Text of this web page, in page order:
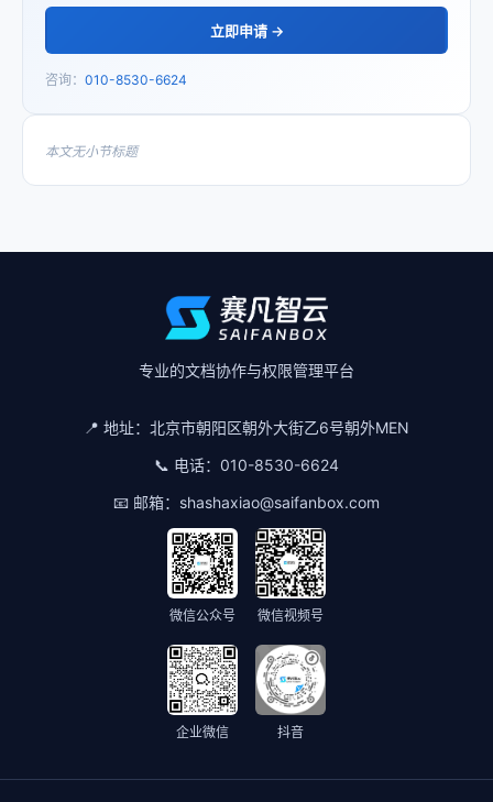
立即申请 →
咨询： 010-8530-6624
本文无小节标题
专业的文档协作与权限管理平台
📍 地址： 北京市朝阳区朝外大街乙6号朝外MEN
📞 电话： 010-8530-6624
📧 邮箱： shashaxiao@saifanbox.com
微信公众号 微信视频号
企业微信 抖音